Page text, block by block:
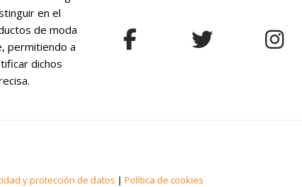
en el
de moda
permitiendo a
dichos
y protección de datos | Política de cookies